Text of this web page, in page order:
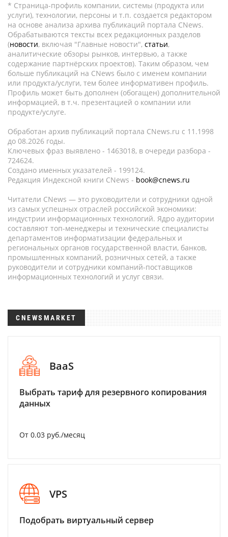
* Страница-профиль компании, системы (продукта или
услуги), технологии, персоны и т.п. создается редактором
на основе анализа архива публикаций портала CNews.
Обрабатываются тексты всех редакционных разделов
(новости, включая "Главные новости", статьи,
аналитические обзоры рынков, интервью, а также
содержание партнёрских проектов). Таким образом, чем
больше публикаций на CNews было с именем компании
или продукта/услуги, тем более информативен профиль.
Профиль может быть дополнен (обогащен) дополнительной
информацией, в т.ч. презентацией о компании или
продукте/услуге.
Обработан архив публикаций портала CNews.ru c 11.1998
до 08.2026 годы.
Ключевых фраз выявлено - 1463018, в очереди разбора -
724624.
Создано именных указателей - 199124.
Редакция Индексной книги CNews - book@cnews.ru
Читатели CNews — это руководители и сотрудники одной
из самых успешных отраслей российской экономики:
индустрии информационных технологий. Ядро аудитории
составляют топ-менеджеры и технические специалисты
департаментов информатизации федеральных и
региональных органов государственной власти, банков,
промышленных компаний, розничных сетей, а также
руководители и сотрудники компаний-поставщиков
информационных технологий и услуг связи.
CNEWSMARKET
BaaS
Выбрать тариф для резервного копирования
данных
От 0.03 руб./месяц
VPS
Подобрать виртуальный сервер